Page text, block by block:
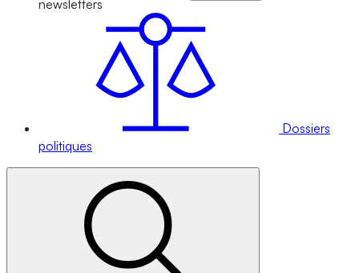
newsletters
Dossiers
politiques